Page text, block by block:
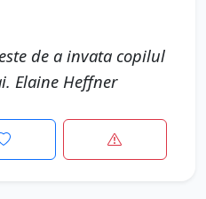
de a invata copilul
Elaine Heffner